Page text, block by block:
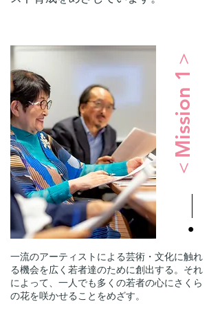
＜Mission 1＞
一流のアーティストによる芸術・文化に触れ
る機会を広く若者達のために創出する。それ
によって、一人でも多くの若者の心にさくら
の花を咲かせることをめざす。